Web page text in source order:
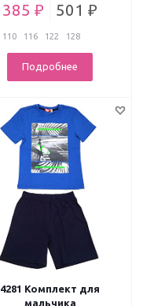
385 ₽ 501 ₽
110 116 122 128
Подробнее
4281 Комплект для
мальчика